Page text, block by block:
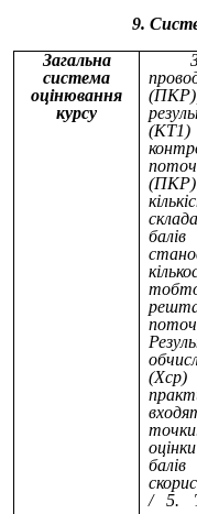
9.
Загальна
система
оцінювання
курсу
решта
/ 5.